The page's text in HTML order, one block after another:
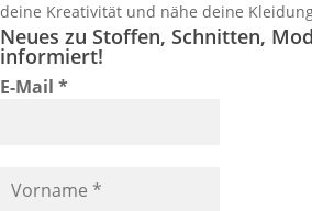
deine Kreativität und nähe deine
Neues zu Stoffen, Schnitten,
informiert!
E-Mail *